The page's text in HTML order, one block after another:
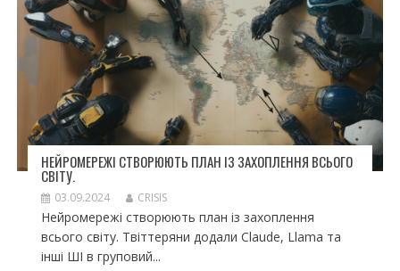
НЕЙРОМЕРЕЖІ СТВОРЮЮТЬ ПЛАН ІЗ ЗАХОПЛЕННЯ ВСЬОГО
СВІТУ.
03.09.2024 CRISIS
Нейромережі створюють план із захоплення
всього світу. Твіттеряни додали Claude, Llama та
інші ШІ в груповий...